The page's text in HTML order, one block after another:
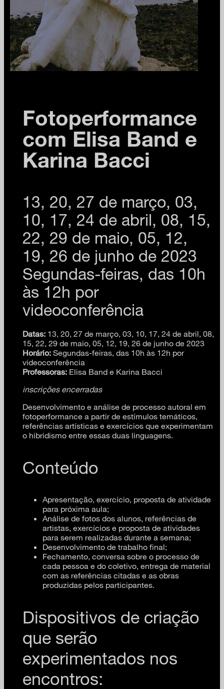
Fotoperformance
com Elisa Band e
Karina Bacci
13, 20, 27 de março, 03,
10, 17, 24 de abril, 08, 15,
22, 29 de maio, 05, 12,
19, 26 de junho de 2023
Segundas-feiras, das 10h
às 12h por
videoconferência
Datas: 13, 20, 27 de março, 03, 10, 17, 24 de abril, 08,
15, 22, 29 de maio, 05, 12, 19, 26 de junho de 2023
Horário: Segundas-feiras, das 10h às 12h por
videoconferência
Professoras: Elisa Band e Karina Bacci
inscrições encerradas
Desenvolvimento e análise de processo autoral em
fotoperformance a partir de estímulos temáticos,
referências artísticas e exercícios que experimentam
o hibridismo entre essas duas linguagens.
Conteúdo
Apresentação, exercício, proposta de atividade
para próxima aula;
Análise de fotos dos alunos, referências de
artistas, exercícios e proposta de atividades
para serem realizadas durante a semana;
Desenvolvimento de trabalho final;
Fechamento, conversa sobre o processo de
cada pessoa e do coletivo, entrega de material
com as referências citadas e as obras
produzidas pelos participantes.
Dispositivos de criação
que serão
experimentados nos
encontros: